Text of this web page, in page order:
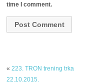
time I comment.
«223. TRON trening trka
22.10.2015.